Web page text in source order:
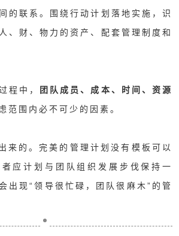
的联系。围绕行动计划落地实施，识
、财、物力的资产、配套管理制度和
程中，
团队成员、成本、时间、资源
范围内必不可少的因素。
来的。完美的管理计划没有模板可以
应计划与团队组织发展步伐保持一
出现“领导很忙碌，团队很麻木”的管